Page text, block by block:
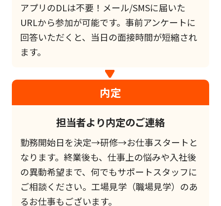
アプリのDLは不要！メール/SMSに届いた
URLから参加が可能です。事前アンケートに
回答いただくと、当日の面接時間が短縮され
ます。
内定
担当者より内定のご連絡
勤務開始日を決定→研修→お仕事スタートと
なります。終業後も、仕事上の悩みや入社後
の異動希望まで、何でもサポートスタッフに
ご相談ください。工場見学（職場見学）のあ
るお仕事もございます。